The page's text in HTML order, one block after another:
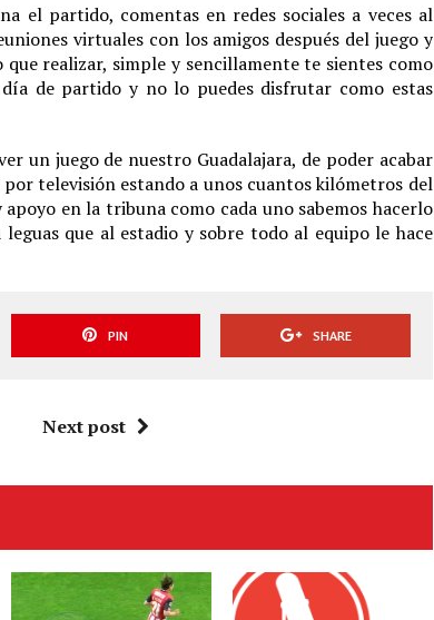
el partido, comentas en redes sociales a veces al
virtuales con los amigos después del juego y
realizar, simple y sencillamente te sientes como
de partido y no lo puedes disfrutar como estas
un juego de nuestro Guadalajara, de poder acabar
televisión estando a unos cuantos kilómetros del
en la tribuna como cada uno sabemos hacerlo
que al estadio y sobre todo al equipo le hace
PIN SHARE
Next post